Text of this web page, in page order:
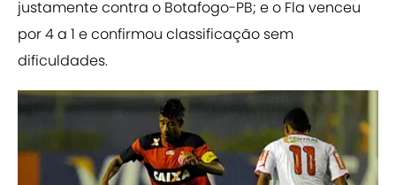
justamente contra o Botafogo-PB; e o Fla venceu
por 4 a 1 e confirmou classificação sem
dificuldades.